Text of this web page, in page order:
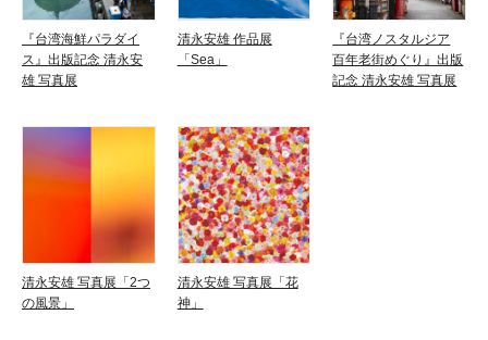
『台湾海鮮パラダイ
ス』出版記念 清永安
雄 写真展
清永安雄 作品展
「Sea」
『台湾ノスタルジア
百年老街めぐり』出版
記念 清永安雄 写真展
清永安雄 写真展「2つ
の風景」
清永安雄 写真展「花
神」